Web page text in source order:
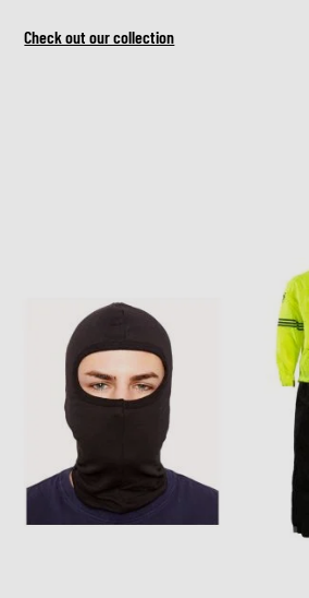
Check out our collection